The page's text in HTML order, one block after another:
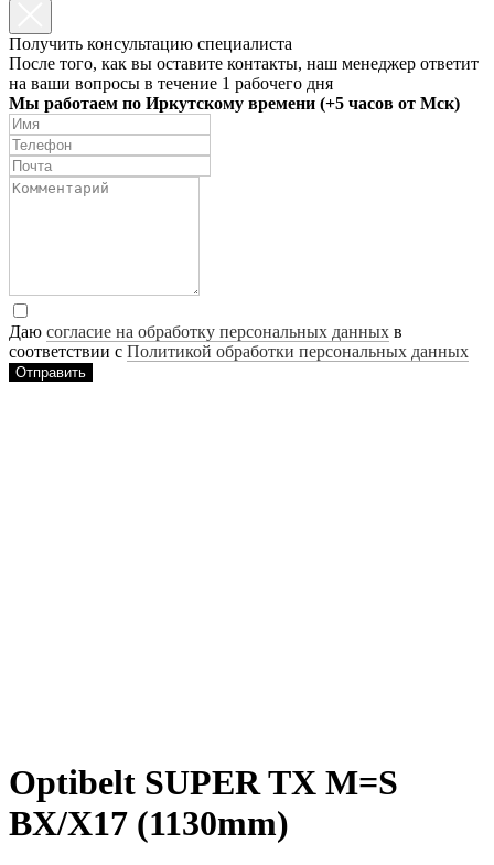
Получить консультацию специалиста
После того, как вы оставите контакты, наш менеджер ответит
на ваши вопросы в течение 1 рабочего дня
Мы работаем по Иркутскому времени (+5 часов от Мск)
Даю согласие на обработку персональных данных в
соответствии с Политикой обработки персональных данных
Отправить
Optibelt SUPER TX M=S
BX/X17 (1130mm)